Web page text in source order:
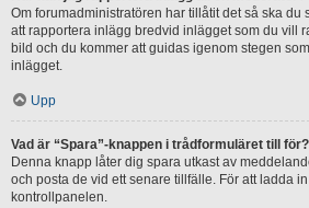
Om forumadministratören har tillåtit det så ska du
att rapportera inlägg bredvid inlägget som du vill
bild och du kommer att guidas igenom stegen
inlägget.
Upp
Vad är “Spara”-knappen i trådformuläret till för?
Denna knapp låter dig spara utkast av
och posta de vid ett senare tillfälle. För att ladda in
kontrollpanelen.